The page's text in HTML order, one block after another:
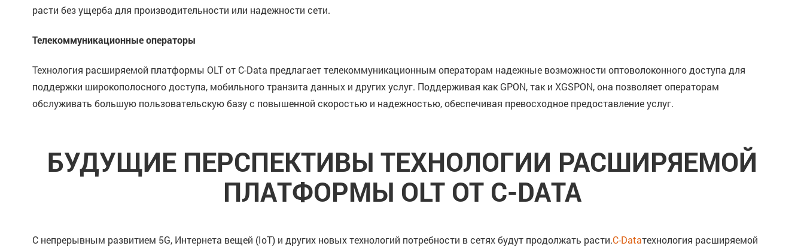
расти без ущерба для производительности или надежности сети.
Телекоммуникационные операторы
Технология расширяемой платформы OLT от C-Data предлагает телекоммуникационным операторам надежные возможности оптоволоконного доступа для
поддержки широкополосного доступа, мобильного транзита данных и других услуг. Поддерживая как GPON, так и XGSPON, она позволяет операторам
обслуживать большую пользовательскую базу с повышенной скоростью и надежностью, обеспечивая превосходное предоставление услуг.
БУДУЩИЕ ПЕРСПЕКТИВЫ ТЕХНОЛОГИИ РАСШИРЯЕМОЙ
ПЛАТФОРМЫ OLT ОТ C-DATA
С непрерывным развитием 5G, Интернета вещей (IoT) и других новых технологий потребности в сетях будут продолжать расти.C-Dataтехнология расширяемой